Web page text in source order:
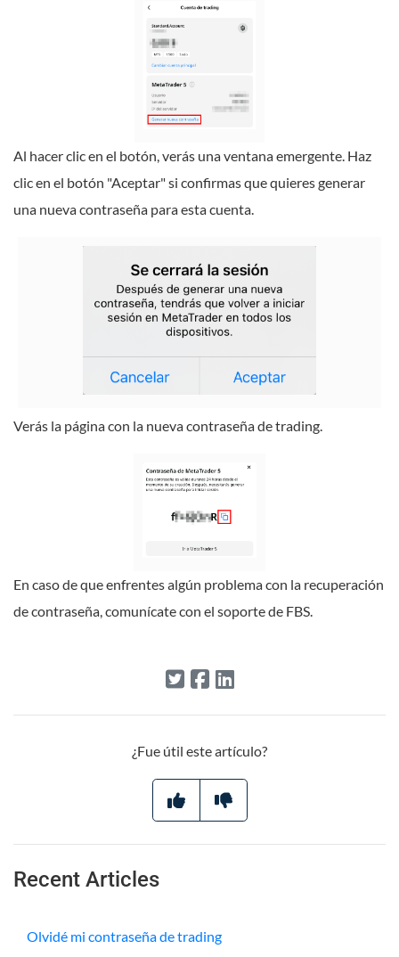
Al hacer clic en el botón, verás una ventana emergente. Haz
clic en el botón "Aceptar" si confirmas que quieres generar
una nueva contraseña para esta cuenta.
Verás la página con la nueva contraseña de trading.
En caso de que enfrentes algún problema con la recuperación
de contraseña, comunícate con el soporte de FBS.
¿Fue útil este artículo?
Recent Articles
Olvidé mi contraseña de trading